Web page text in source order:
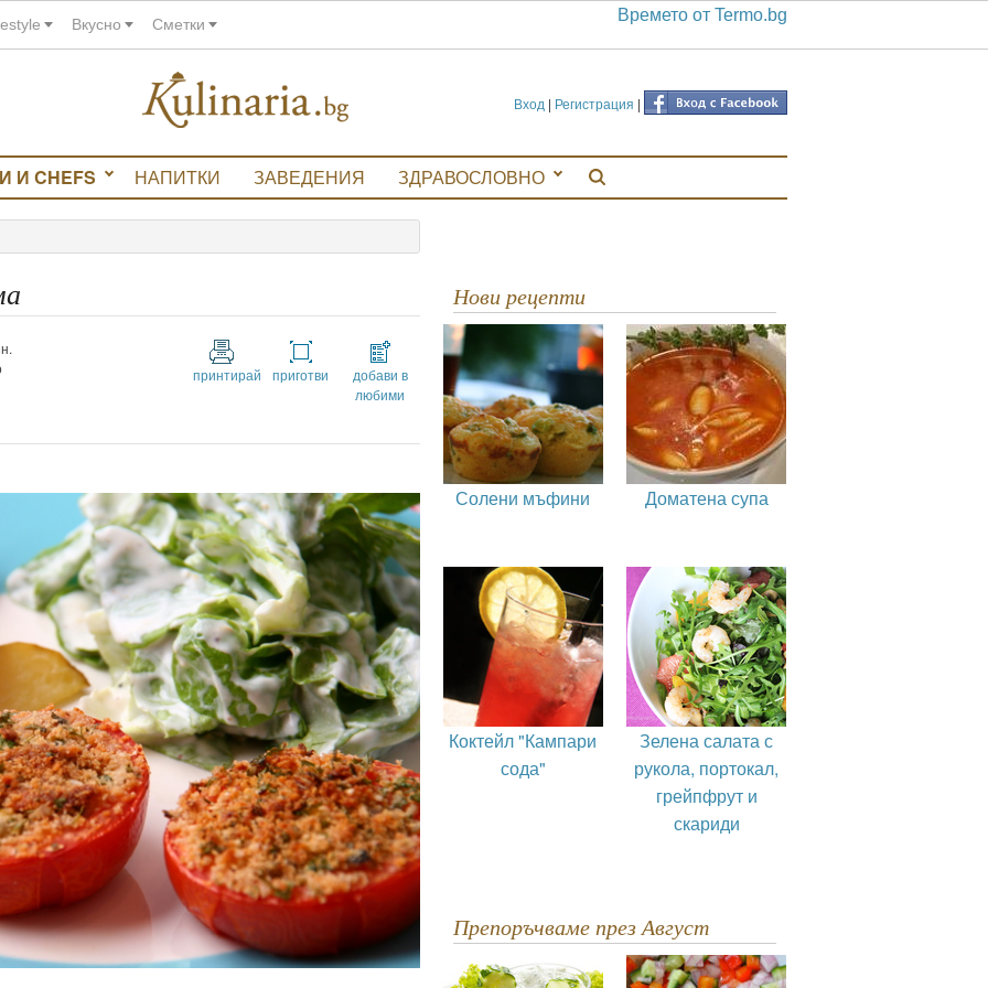
Вкусно Сметки Времето от Termo.bg
Вход | Регистрация |
И CHEFS НАПИТКИ ЗАВЕДЕНИЯ ЗДРАВОСЛОВНО
принтирай приготви
добави в
любими
Нови рецепти
Солени мъфини Доматена супа
Коктейл "Кампари
сода"
Зелена салата с
рукола, портокал,
грейпфрут и
скариди
Препоръчваме през Август